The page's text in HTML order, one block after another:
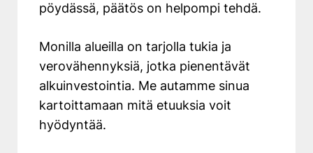
pöydässä, päätös on helpompi tehdä.
Monilla alueilla on tarjolla tukia ja
verovähennyksiä, jotka pienentävät
alkuinvestointia. Me autamme sinua
kartoittamaan mitä etuuksia voit
hyödyntää.